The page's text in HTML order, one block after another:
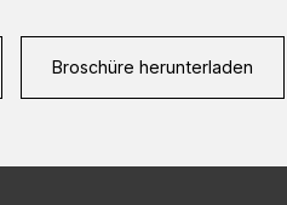
Broschüre herunterladen